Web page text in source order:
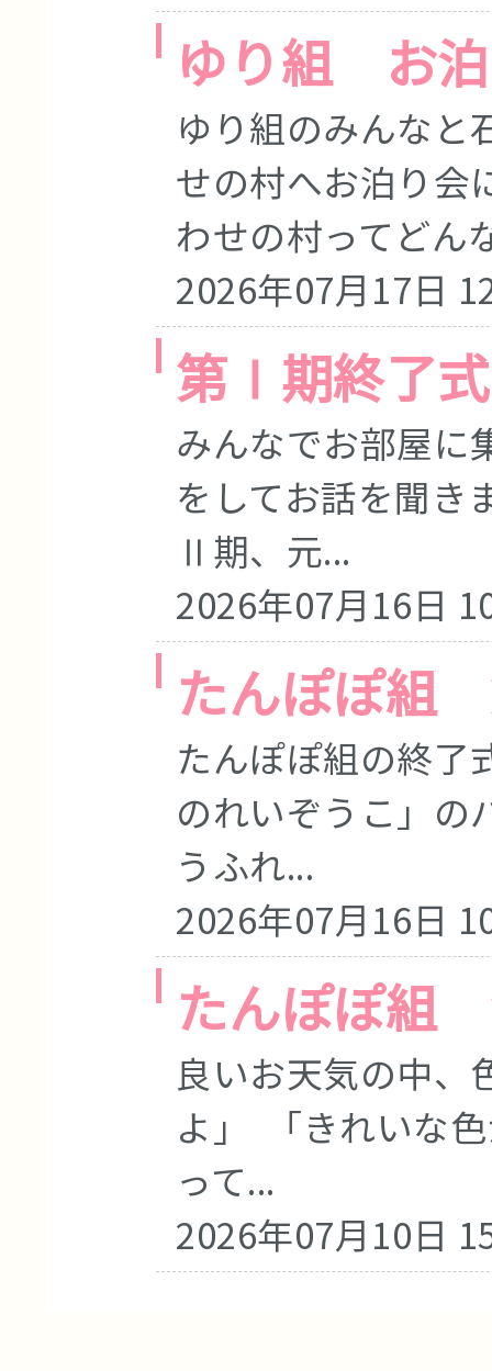
ゆり組 お
ゆり組のみんなと
せの村へお泊り会
わせの村ってどん
2026年07月17日
第Ⅰ期終了
みんなでお部屋
をしてお話を聞き
Ⅱ期、元...
2026年07月16日
たんぽぽ組
たんぽぽ組の終了
のれいぞうこ」の
うふれ...
2026年07月16日
たんぽぽ組
良いお天気の中
よ」 「きれいな
って...
2026年07月10日